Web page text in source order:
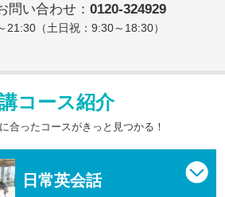
問い合わせ： 0120-324929
21:30（土日祝：9:30～18:30）
コース紹介
合ったコースがきっと見つかる！
日常英会話